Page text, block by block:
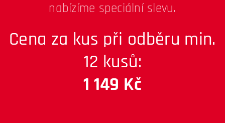
nabízíme speciální slevu.
Cena za kus při odběru min.
12 kusů:
1 149 Kč